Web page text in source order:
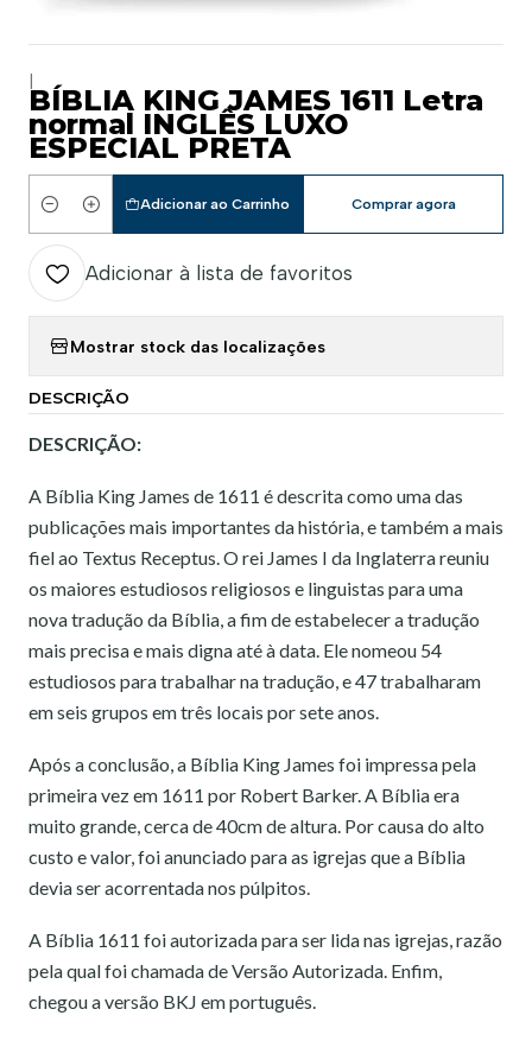
BÍBLIA KING JAMES 1611 Letra
normal INGLÊS LUXO
ESPECIAL PRETA
Quantidade
Adicionar ao Carrinho Comprar agora
Adicionar à lista de favoritos
Mostrar stock das localizações
DESCRIÇÃO
DESCRIÇÃO:
A Bíblia King James de 1611 é descrita como uma das
publicações mais importantes da história, e também a mais
fiel ao Textus Receptus. O rei James I da Inglaterra reuniu
os maiores estudiosos religiosos e linguistas para uma
nova tradução da Bíblia, a fim de estabelecer a tradução
mais precisa e mais digna até à data. Ele nomeou 54
estudiosos para trabalhar na tradução, e 47 trabalharam
em seis grupos em três locais por sete anos.
Após a conclusão, a Bíblia King James foi impressa pela
primeira vez em 1611 por Robert Barker. A Bíblia era
muito grande, cerca de 40cm de altura. Por causa do alto
custo e valor, foi anunciado para as igrejas que a Bíblia
devia ser acorrentada nos púlpitos.
A Bíblia 1611 foi autorizada para ser lida nas igrejas, razão
pela qual foi chamada de Versão Autorizada. Enfim,
chegou a versão BKJ em português.